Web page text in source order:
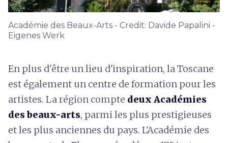
Académie des Beaux-Arts - Credit: Davide Papalini -
Eigenes Werk
En plus d'être un lieu d'inspiration, la Toscane
est également un centre de formation pour les
artistes. La région compte deux Académies
des beaux-arts, parmi les plus prestigieuses
et les plus anciennes du pays. L'Académie des